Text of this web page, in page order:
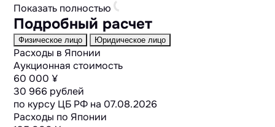
Показать полностью
Подробный расчет
Физическое лицо Юридическое лицо
Расходы в Японии
Аукционная стоимость
60 000 ¥
30 966 рублей
по курсу ЦБ РФ на 07.08.2026
Расходы по Японии